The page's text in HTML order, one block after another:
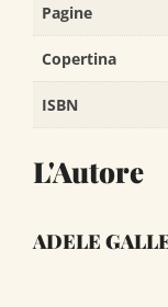
Pagine
Copertina
ISBN
L'Autore
ADELE